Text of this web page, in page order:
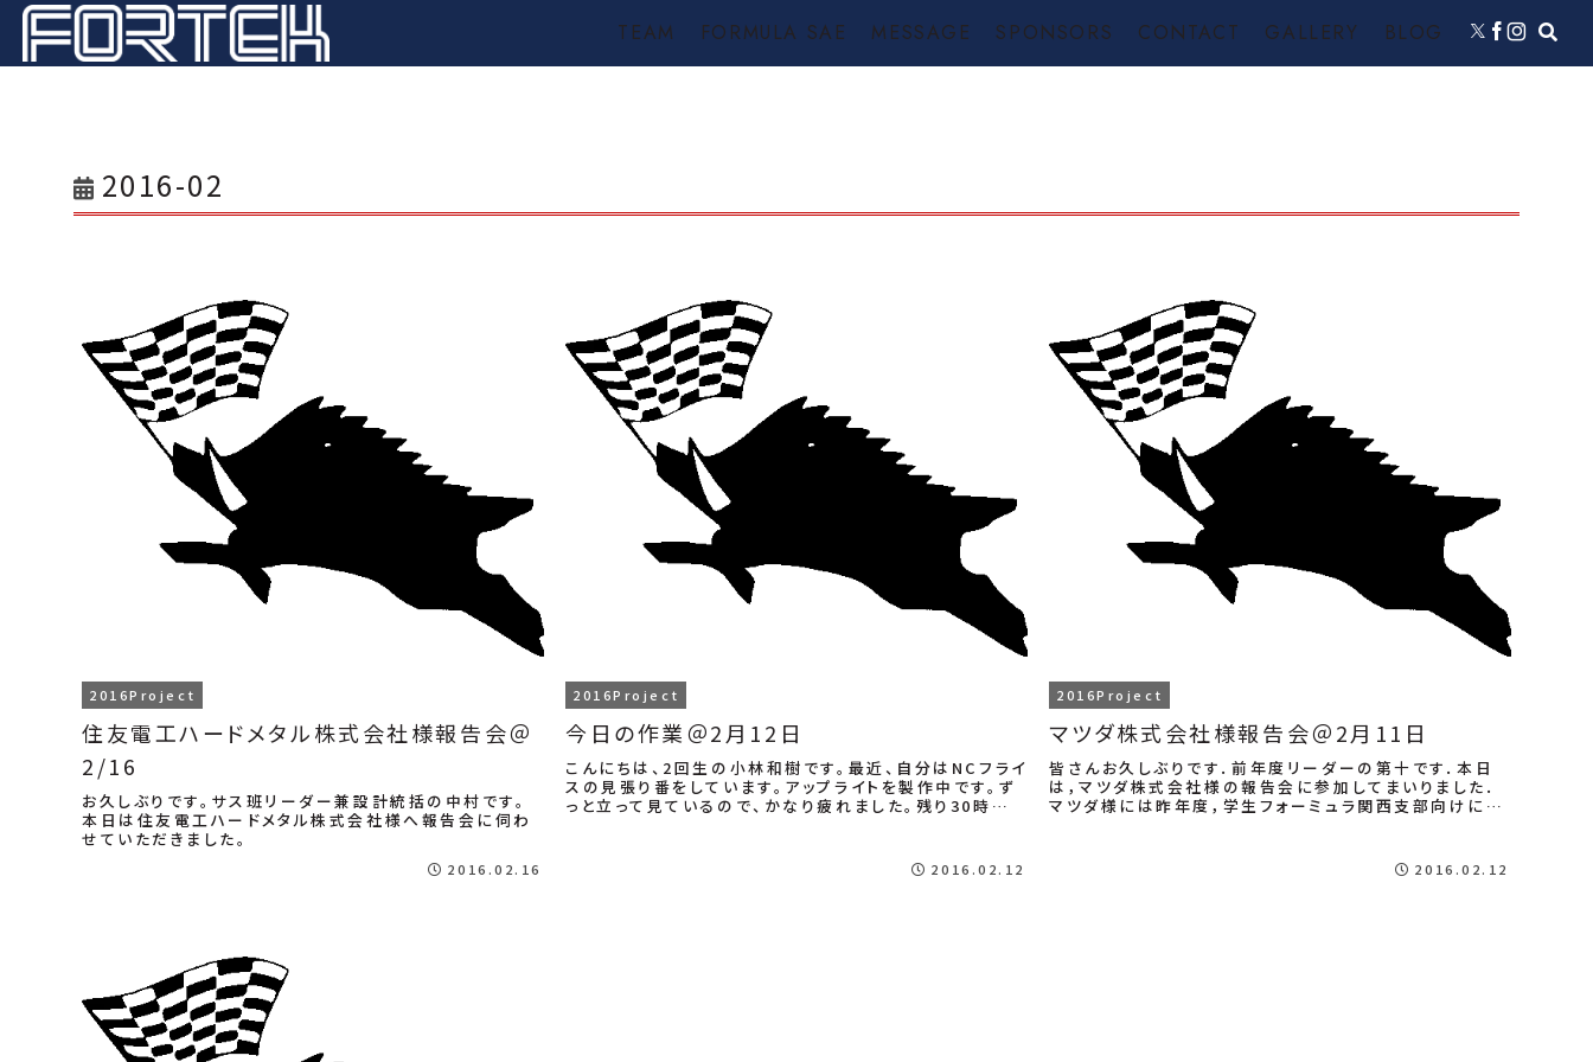
TEAM FORMULA SAE MESSAGE SPONSORS CONTACT GALLERY BLOG
2016-02
2016Project
住友電工ハードメタル株式会社様報告会＠
2/16
お久しぶりです。サス班リーダー兼設計統括の中村です。
本日は住友電工ハードメタル株式会社様へ報告会に伺わ
せていただきました。
2016.02.16
2016Project
今日の作業＠2月12日
こんにちは、2回生の小林和樹です。最近、自分はNCフライ
スの見張り番をしています。アップライトを製作中です。ず
っと立って見ているので、かなり疲れました。残り30時間
2016.02.12
2016Project
マツダ株式会社様報告会＠2月11日
皆さんお久しぶりです．前年度リーダーの第十です．本日
は，マツダ株式会社様の報告会に参加してまいりました．
マツダ様には昨年度，学生フォーミュラ関西支部向けにド
2016.02.12